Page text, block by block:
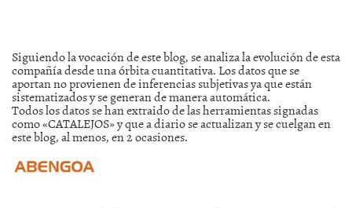
Siguiendo la vocación de este blog, se analiza la evolución de esta
compañía desde una órbita cuantitativa. Los datos que se
aportan no provienen de inferencias subjetivas ya que están
sistematizados y se generan de manera automática.
Todos los datos se han extraido de las herramientas signadas
como «CATALEJOS» y que a diario se actualizan y se cuelgan en
este blog, al menos, en 2 ocasiones.